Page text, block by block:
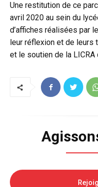
Une restitution de ce
avril 2020 au sein du
d’affiches réalisées par
leur réflexion et de leurs
et le soutien de la LICRA